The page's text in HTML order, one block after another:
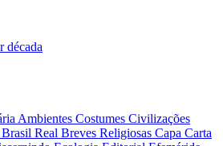
década
Ambientes Costumes Civilizações
Brasil Real Breves Religiosas Capa Carta